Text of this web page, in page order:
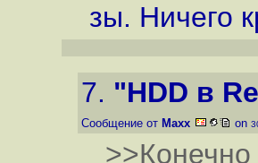
зы. Ничего
7. "HDD в
Сообщение от Maxx on
>>Конечно